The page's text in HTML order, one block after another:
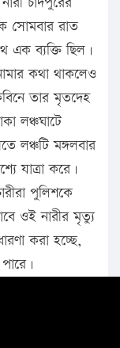
সোমবার রাত
এক ব্যক্তি ছিল।
কথা থাকলেও
তার মৃতদেহ
লঞ্চঘাটে
লঞ্চটি মঙ্গলবার
যাত্রা করে।
পুলিশকে
ওই নারীর মৃত্যু
করা হচ্ছে,